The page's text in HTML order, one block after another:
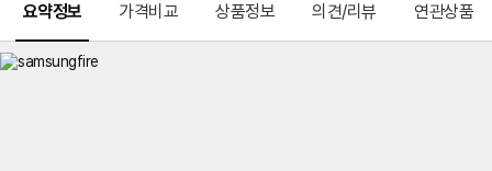
요약정보 가격비교 상품정보 의견/리뷰 연관상품